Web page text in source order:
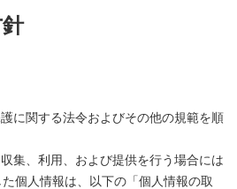
に関する法令およびその他の規範を順
集、利用、および提供を行う場合には
個人情報は、以下の「個人情報の取